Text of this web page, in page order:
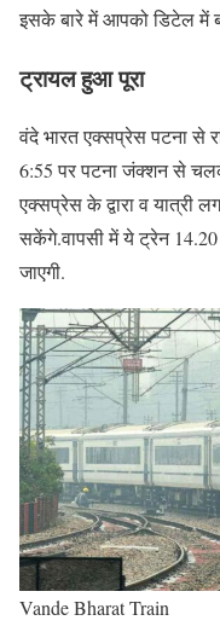
इसके बारे में आपको डिटेल में
ट्रायल हुआ पूरा
वंदे भारत एक्सप्रेस पटना से
6:55 पर पटना जंक्शन से
एक्सप्रेस के द्वारा व यात्री
सकेंगे.वापसी में ये ट्रेन
जाएगी.
Vande Bharat Train